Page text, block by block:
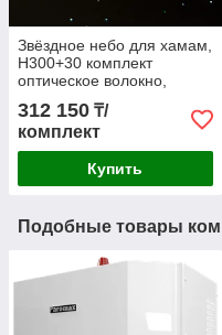
Звёздное небо для хамам,
H300+30 комплект
оптическое волокно,
312 150 ₸/
комплект
Купить
Подобные товары